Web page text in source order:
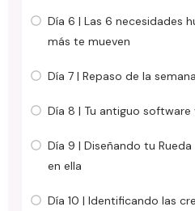
Día 6 | Las 6 necesidades
más te mueven
Día 7 | Repaso de la
Día 8 | Tu antiguo
Día 9 | Diseñando tu
en ella
Día 10 | Identificando las